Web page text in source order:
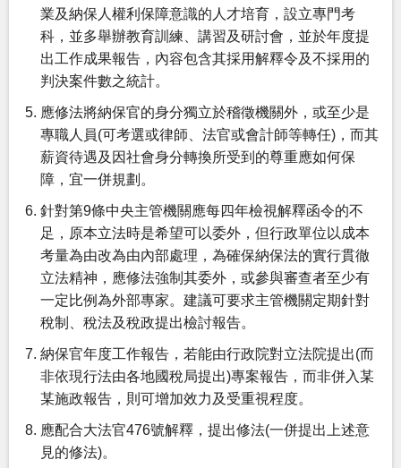
業及納保人權利保障意識的人才培育，設立專門考
科，並多舉辦教育訓練、講習及研討會，並於年度提
出工作成果報告，內容包含其採用解釋令及不採用的
判決案件數之統計。
應修法將納保官的身分獨立於稽徵機關外，或至少是
專職人員(可考選或律師、法官或會計師等轉任)，而其
薪資待遇及因社會身分轉換所受到的尊重應如何保
障，宜一併規劃。
針對第9條中央主管機關應每四年檢視解釋函令的不
足，原本立法時是希望可以委外，但行政單位以成本
考量為由改為由內部處理，為確保納保法的實行貫徹
立法精神，應修法強制其委外，或參與審查者至少有
一定比例為外部專家。建議可要求主管機關定期針對
稅制、稅法及稅政提出檢討報告。
納保官年度工作報告，若能由行政院對立法院提出(而
非依現行法由各地國稅局提出)專案報告，而非併入某
某施政報告，則可增加效力及受重視程度。
應配合大法官476號解釋，提出修法(一併提出上述意
見的修法)。